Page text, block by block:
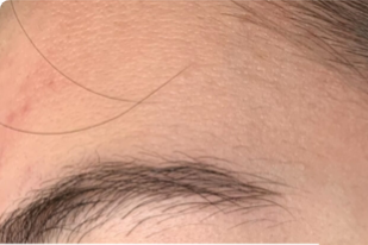
ПОСЛЕ